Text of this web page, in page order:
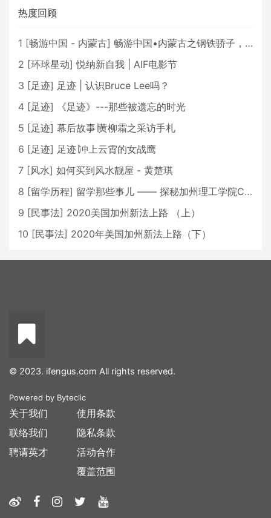
热度回顾
1 [畅游中国 - 内蒙古] 畅游中国•内蒙古之钢铁骄子，魅力包头
2 [环球星动] 悦纳新自我 | AIF电影节
3 [足迹] 足迹 | 认识Bruce Lee吗？
4 [足迹]
《足迹》---那些被遗忘的时光
5 [足迹] 幕后故事∣黄柳霜之采访手札
6 [足迹] 足迹∣冲上云霄的女战鹰
7 [风水] 如何买到风水靓屋 - 黄楚琪
8 [留学历程] 留学那些事儿 —— 探秘加州理工学院Caltech博士生活 [上集]
9 [民事法] 2020美国加州新法上路 （上）
10 [民事法] 2020年美国加州新法上路（下）
© 2023. ifengus.com All rights reserved.
Powered by Byteclic
关于我们
联络我们
聘请英才
使用条款
隐私条款
活动合作
覆盖范围